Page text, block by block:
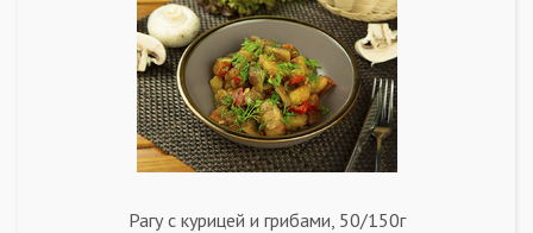
Рагу с курицей и грибами, 50/150г